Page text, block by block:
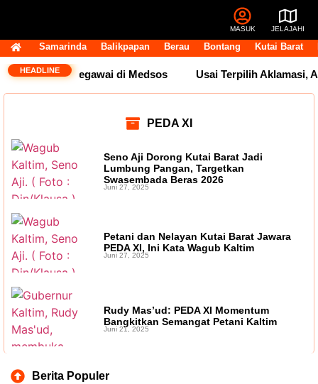
MASUK JELAJAHI
Samarinda Balikpapan Berau Bontang Kutai Barat
HEADLINEEtika Pegawai di Medsos Usai Terpilih Aklamasi,
PEDA XI
Seno Aji Dorong Kutai Barat Jadi
Lumbung Pangan, Targetkan
Swasembada Beras 2026
Juni 27, 2025
Petani dan Nelayan Kutai Barat Jawara
PEDA XI, Ini Kata Wagub Kaltim
Juni 27, 2025
Rudy Mas’ud: PEDA XI Momentum
Bangkitkan Semangat Petani Kaltim
Juni 21, 2025
Berita Populer